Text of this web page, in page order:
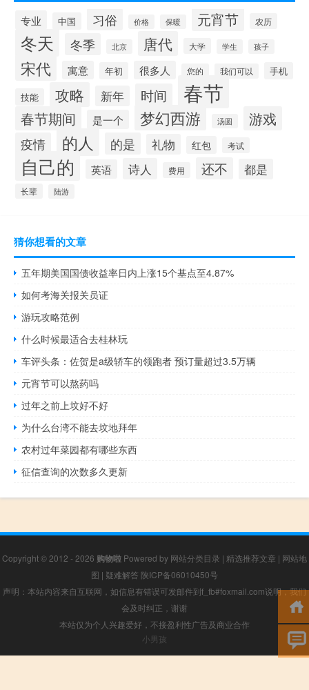
专业 中国 习俗 价格 保暖 元宵节 农历
冬天 冬季 北京 唐代 大学 学生 孩子
宋代 寓意 年初 很多人 您的 我们可以
手机
技能
攻略 新年 时间 春节
春节期间 是一个 梦幻西游 汤圆 游戏
疫情 的人 的是 礼物 红包 考试
自己的 英语 诗人 费用 还不 都是
长辈 陆游
猜你想看的文章
五年期美国国债收益率日内上涨15个基点至4.87%
如何考海关报关员证
游玩攻略范例
什么时候最适合去桂林玩
车评头条：佐贺是a级轿车的领跑者 预订量超过3.5万辆
元宵节可以熬药吗
过年之前上坟好不好
为什么台湾不能去坟地拜年
农村过年菜园都有哪些东西
征信查询的次数多久更新
Copyright © 2012 - 2026 购物啦 Powered by 网站分类目录 | 精选推荐文章 | 网站地
图 | 疑难解答 陕ICP备06010450号
声明：本站内容来自互联网，如信息有错误可发邮件到f_fb#foxmail.com说明，我们
会及时纠正，谢谢
本站仅为个人兴趣爱好，不接盈利性广告及商业合作
小男孩